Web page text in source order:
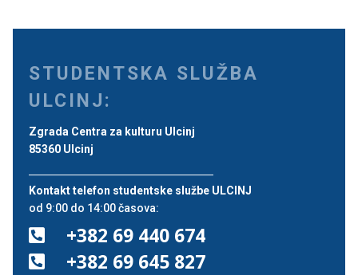
STUDENTSKA SLUŽBA
ULCINJ:
Zgrada Centra za kulturu Ulcinj
85360 Ulcinj
Kontakt telefon studentske službe ULCINJ
od 9:00 do 14:00 časova:
 +382 69 440 674
 +382 69 645 827